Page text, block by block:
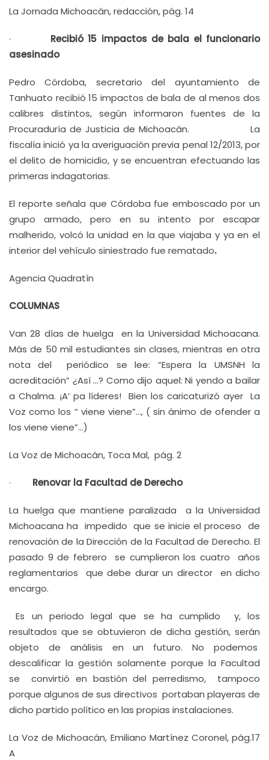
La Jornada Michoacán, redacción, pág. 14
· Recibió 15 impactos de bala el funcionario
asesinado
Pedro Córdoba, secretario del ayuntamiento de
Tanhuato recibió 15 impactos de bala de al menos dos
calibres distintos, según informaron fuentes de la
Procuraduría de Justicia de Michoacán. La
fiscalía inició ya la averiguación previa penal 12/2013, por
el delito de homicidio, y se encuentran efectuando las
primeras indagatorias.
El reporte señala que Córdoba fue emboscado por un
grupo armado, pero en su intento por escapar
malherido, volcó la unidad en la que viajaba y ya en el
interior del vehículo siniestrado fue rematado.
Agencia Quadratín
COLUMNAS
Van 28 días de huelga en la Universidad Michoacana.
Más de 50 mil estudiantes sin clases, mientras en otra
nota del periódico se lee: “Espera la UMSNH la
acreditación” ¿Así …? Como dijo aquel: Ni yendo a bailar
a Chalma. ¡A’ pa líderes! Bien los caricaturizó ayer La
Voz como los “ viene viene”…, ( sin ánimo de ofender a
los viene viene”…)
La Voz de Michoacán, Toca Mal, pág. 2
· Renovar la Facultad de Derecho
La huelga que mantiene paralizada a la Universidad
Michoacana ha impedido que se inicie el proceso de
renovación de la Dirección de la Facultad de Derecho. El
pasado 9 de febrero se cumplieron los cuatro años
reglamentarios que debe durar un director en dicho
encargo.
Es un periodo legal que se ha cumplido y, los
resultados que se obtuvieron de dicha gestión, serán
objeto de análisis en un futuro. No podemos
descalificar la gestión solamente porque la Facultad
se convirtió en bastión del perredismo, tampoco
porque algunos de sus directivos portaban playeras de
dicho partido político en las propias instalaciones.
La Voz de Michoacán, Emiliano Martínez Coronel, pág.17
A